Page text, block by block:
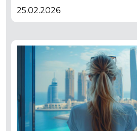
25.02.2026